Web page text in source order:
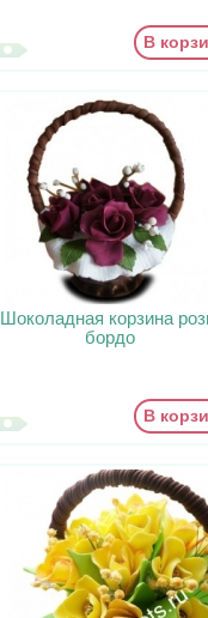
В
Шоколадная корзина
бордо
В